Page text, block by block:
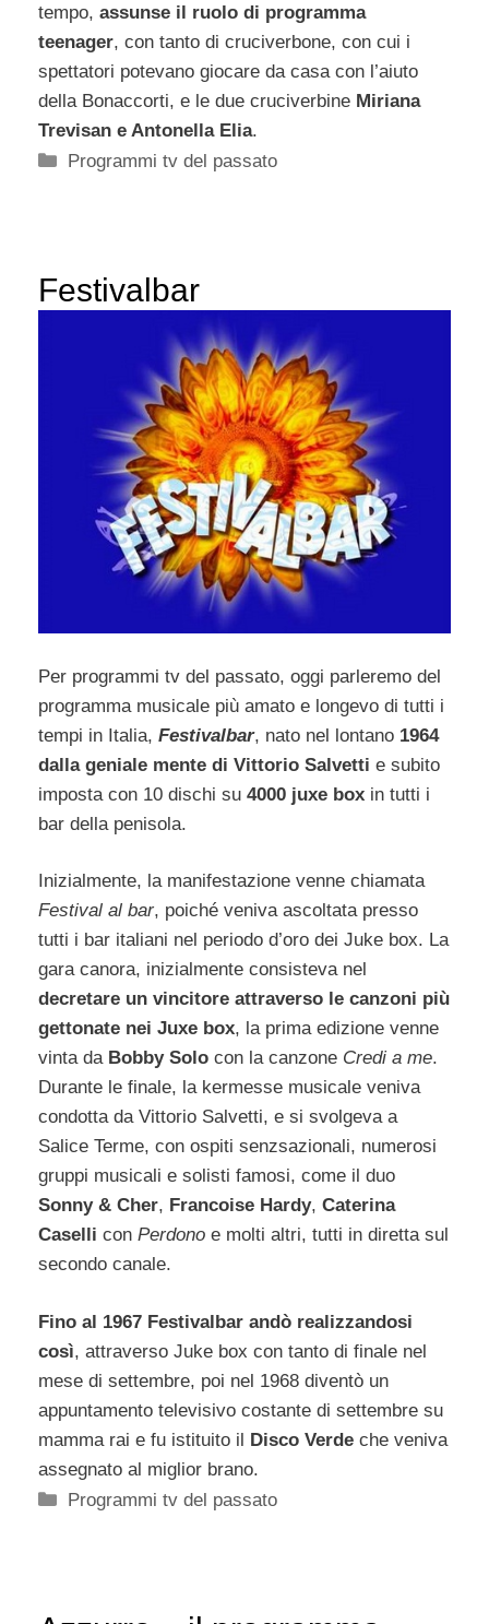
tempo, assunse il ruolo di programma
teenager, con tanto di cruciverbone, con cui i
spettatori potevano giocare da casa con l’aiuto
della Bonaccorti, e le due cruciverbine Miriana
Trevisan e Antonella Elia.
Categorie
Programmi tv del passato
Festivalbar
Per programmi tv del passato, oggi parleremo del
programma musicale più amato e longevo di tutti i
tempi in Italia, Festivalbar, nato nel lontano 1964
dalla geniale mente di Vittorio Salvetti e subito
imposta con 10 dischi su 4000 juxe box in tutti i
bar della penisola.
Inizialmente, la manifestazione venne chiamata
Festival al bar, poiché veniva ascoltata presso
tutti i bar italiani nel periodo d’oro dei Juke box. La
gara canora, inizialmente consisteva nel
decretare un vincitore attraverso le canzoni più
gettonate nei Juxe box, la prima edizione venne
vinta da Bobby Solo con la canzone Credi a me.
Durante le finale, la kermesse musicale veniva
condotta da Vittorio Salvetti, e si svolgeva a
Salice Terme, con ospiti senzsazionali, numerosi
gruppi musicali e solisti famosi, come il duo
Sonny & Cher, Francoise Hardy, Caterina
Caselli con Perdono e molti altri, tutti in diretta sul
secondo canale.
Fino al 1967 Festivalbar andò realizzandosi
così, attraverso Juke box con tanto di finale nel
mese di settembre, poi nel 1968 diventò un
appuntamento televisivo costante di settembre su
mamma rai e fu istituito il Disco Verde che veniva
assegnato al miglior brano.
Categorie
Programmi tv del passato